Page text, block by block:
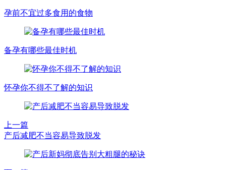
孕前不宜过多食用的食物
备孕有哪些最佳时机
怀孕你不得不了解的知识
上一篇
产后减肥不当容易导致脱发